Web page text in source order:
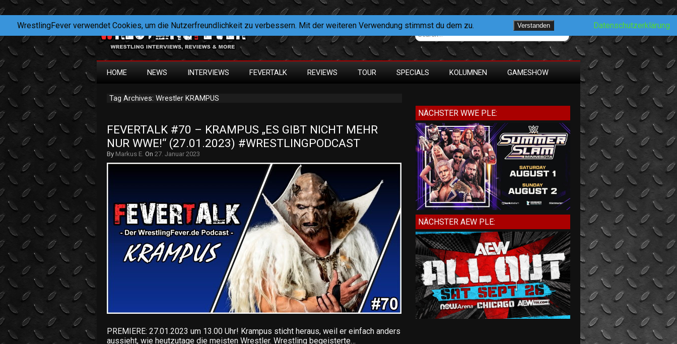
HOME NEWS INTERVIEWS FEVERTALK REVIEWS TOUR SPECIALS KOLUMNEN GAMESHOW
Tag Archives: Wrestler KRAMPUS
FEVERTALK #70 – KRAMPUS „ES GIBT NICHT MEHR
NUR WWE!“ (27.01.2023) #WRESTLINGPODCAST
By Markus E. On 27. Januar 2023
PREMIERE: 27.01.2023 um 13.00 Uhr! Krampus sticht heraus, weil er einfach anders
aussieht, wie heutzutage die meisten Wrestler. Wrestling begeisterte…
NÄCHSTER WWE PLE:
NÄCHSTER AEW PLE:
WrestlingFever verwendet Cookies, um die Nutzerfreundlichkeit zu verbessern. Mit der weiteren Verwendung stimmst du dem zu. Verstanden Datenschutzerklärung